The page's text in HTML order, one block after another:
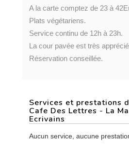
A la carte comptez de 23 à
Plats végétariens.
Service continu de 12h à 23h.
La cour pavée est très
Réservation conseillée.
Services et prestations
Cafe Des Lettres - La
Ecrivains
Aucun service, aucune